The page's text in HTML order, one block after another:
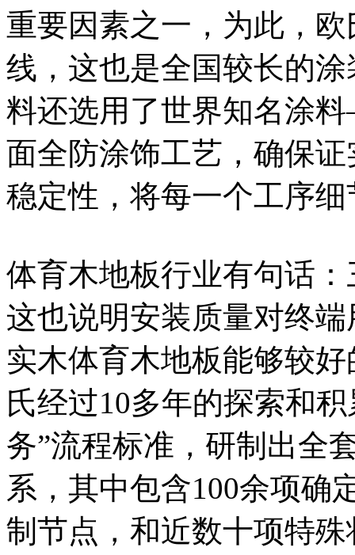
重要因素之一，为此，
线，这也是全国较长的
料还选用了世界知名涂
面全防涂饰工艺，确保
稳定性，将每一个工序
体育木地板行业有句话
这也说明安装质量对终
实木体育木地板能够较
氏经过10多年的探索和
务”流程标准，研制出全
系，其中包含100余项确
制节点，和近数十项特